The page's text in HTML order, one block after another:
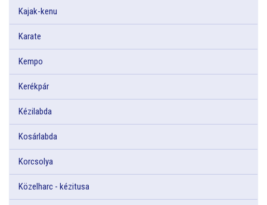
Kajak-kenu
Karate
Kempo
Kerékpár
Kézilabda
Kosárlabda
Korcsolya
Közelharc - kézitusa